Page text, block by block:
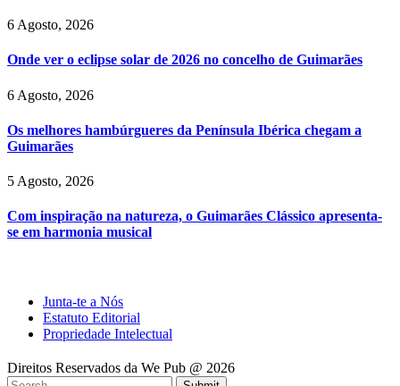
6 Agosto, 2026
Onde ver o eclipse solar de 2026 no concelho de Guimarães
6 Agosto, 2026
Os melhores hambúrgueres da Península Ibérica chegam a
Guimarães
5 Agosto, 2026
Com inspiração na natureza, o Guimarães Clássico apresenta-
se em harmonia musical
Junta-te a Nós
Estatuto Editorial
Propriedade Intelectual
Direitos Reservados da We Pub @ 2026